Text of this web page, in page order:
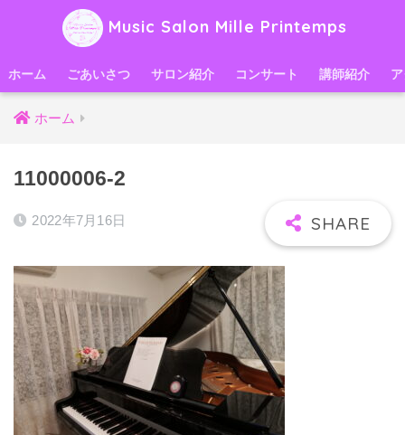
Music Salon Mille Printemps
ホーム ごあいさつ サロン紹介 コンサート 講師紹介
ホーム
11000006-2
2022年7月16日